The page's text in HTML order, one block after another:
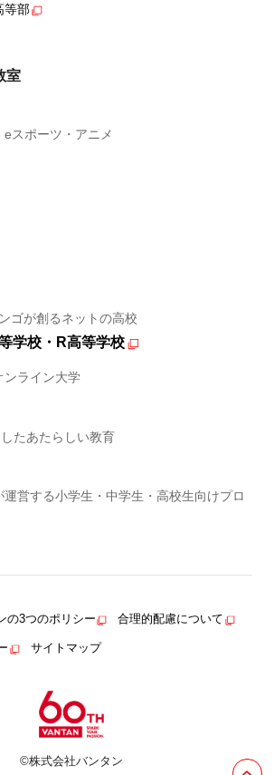
等部
室
スポーツ・アニメ
ゴが創るネットの高校
学校・R高等学校
ンライン大学
たあたらしい教育
営する小学生・中学生・高校生向けプロ
の3つのポリシー 合理的配慮について
サイトマップ
©株式会社バンタン